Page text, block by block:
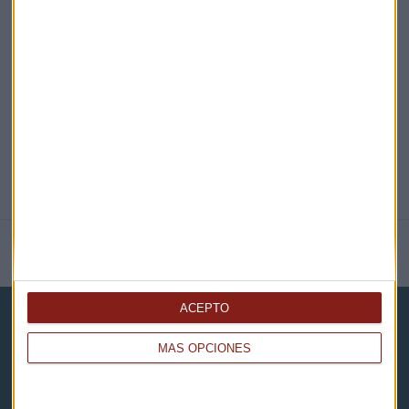
MÁS OPCIONES
ACEPTO
NOTICIAS RELACIONADAS